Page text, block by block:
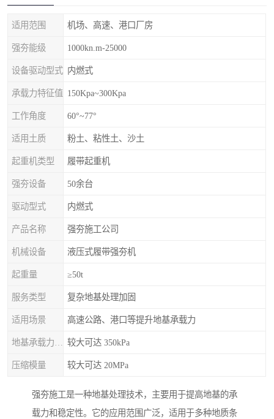
适用范围 机场、高速、港口厂房
强夯能级 1000kn.m-25000
设备驱动型式 内燃式
承载力特征值 150Kpa~300Kpa
工作角度 60°~77°
适用土质 粉土、粘性土、沙土
起重机类型 履带起重机
强夯设备 50余台
驱动型式 内燃式
产品名称 强夯施工公司
机械设备 液压式履带强夯机
起重量 ≥50t
服务类型 复杂地基处理加固
适用场景 高速公路、港口等提升地基承载力
较大可达 350kPa
压缩模量 较大可达 20MPa
强夯施工是一种地基处理技术，主要用于提高地基的承
载力和稳定性。它的应用范围广泛，适用于多种地质条